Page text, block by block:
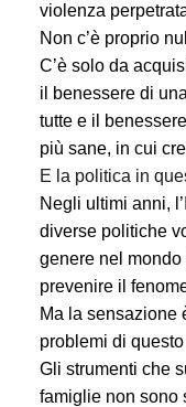
violenza
Non c’è proprio
C’è solo da
il benessere di
tutte e il
più sane, in cui
E la politica in
Negli ultimi anni,
diverse politiche
genere nel
prevenire il
Ma la sensazione
problemi di
Gli strumenti che
famiglie non sono